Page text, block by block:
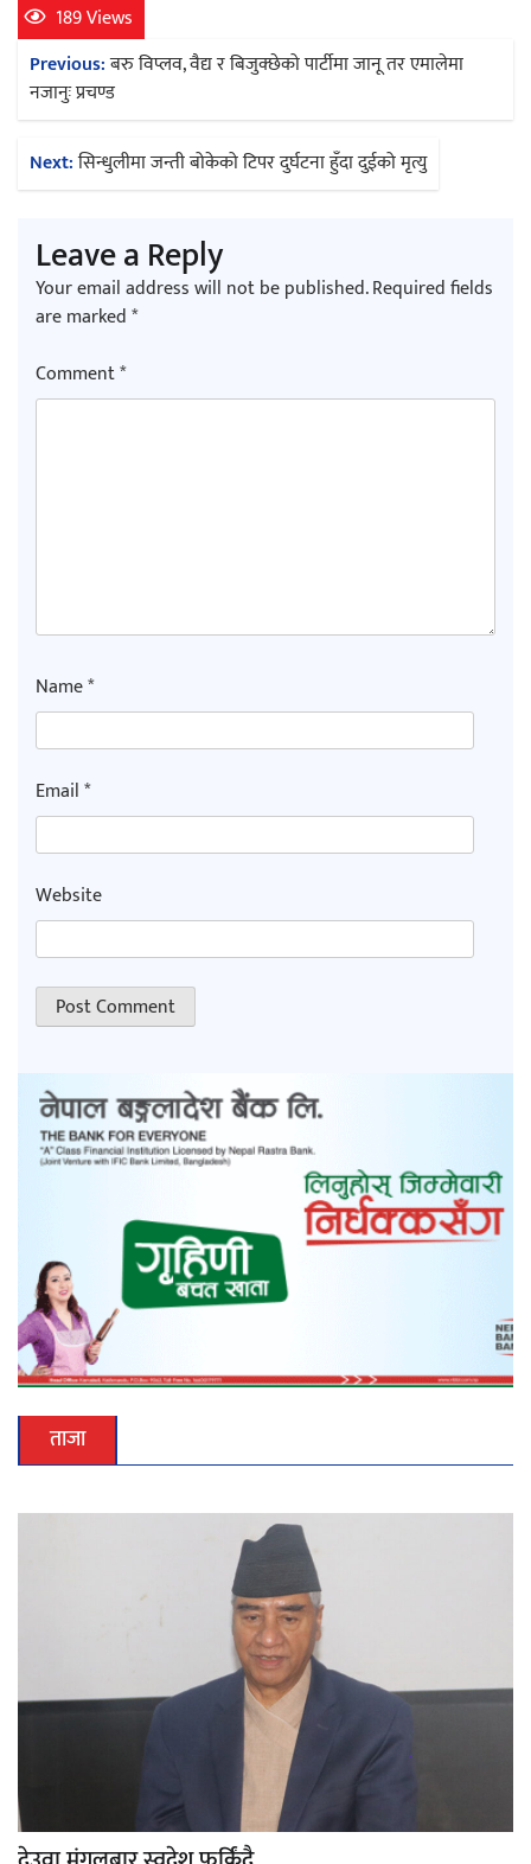
चलचित्र ‘माया भनेकै यस्तो होला’को शीर्ष गीत
189 Views
Post
navigation
Previous:बरु विप्लव, वैद्य र बिजुक्छेको पार्टीमा जानू तर एमालेमा
नजानुः प्रचण्ड
Next:सिन्धुलीमा जन्ती बोकेको टिपर दुर्घटना हुँदा दुईको मृत्यु
Leave a Reply
Your email address will not be published.Required fields
are marked*
Comment*
Name*
Email*
Website
ताजा